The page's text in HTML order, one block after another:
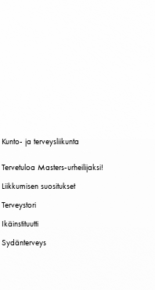
Kunto- ja terveysliikunta
Tervetuloa Masters-urheilijaksi!
Liikkumisen suositukset
Terveystori
Ikäinstituutti
Sydänterveys